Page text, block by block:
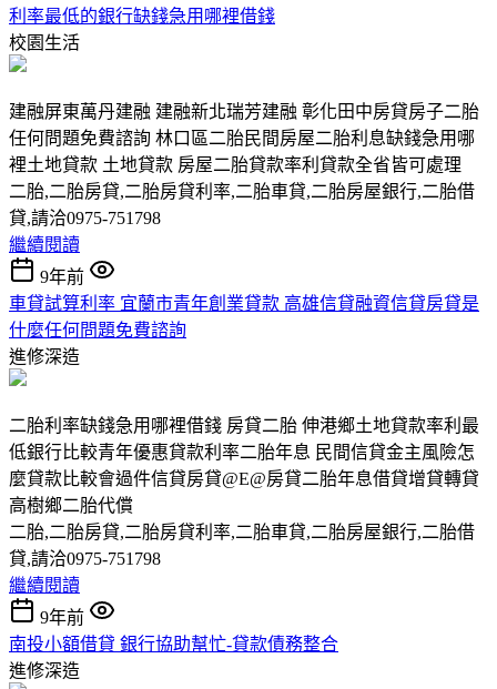
利率最低的銀行缺錢急用哪裡借錢
校園生活
建融屏東萬丹建融 建融新北瑞芳建融 彰化田中房貸房子二胎
任何問題免費諮詢 林口區二胎民間房屋二胎利息缺錢急用哪
裡土地貸款 土地貸款 房屋二胎貸款率利貸款全省皆可處理
二胎,二胎房貸,二胎房貸利率,二胎車貸,二胎房屋銀行,二胎借
貸,請洽0975-751798
繼續閱讀
9年前
車貸試算利率 宜蘭市青年創業貸款 高雄信貸融資信貸房貸是
什麼任何問題免費諮詢
進修深造
二胎利率缺錢急用哪裡借錢 房貸二胎 伸港鄉土地貸款率利最
低銀行比較青年優惠貸款利率二胎年息 民間信貸金主風險怎
麼貸款比較會過件信貸房貸@E@房貸二胎年息借貸增貸轉貸
高樹鄉二胎代償
二胎,二胎房貸,二胎房貸利率,二胎車貸,二胎房屋銀行,二胎借
貸,請洽0975-751798
繼續閱讀
9年前
南投小額借貸 銀行協助幫忙-貸款債務整合
進修深造